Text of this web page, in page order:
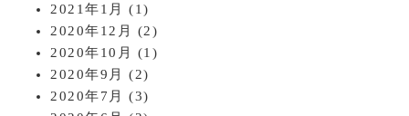
2021年1月
(1)
2020年12月
(2)
2020年10月
(1)
2020年9月
(2)
2020年7月
(3)